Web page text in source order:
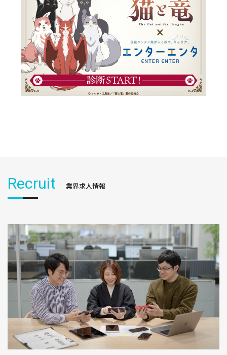
Recruit 業界求人情報